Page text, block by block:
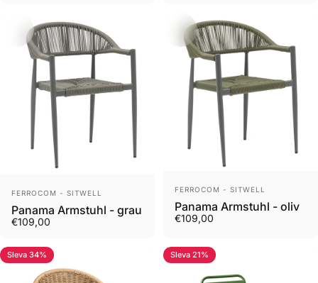
Prodejce
FERROCOM - SITWELL
Panama Armstuhl - grau
€109,00
Prodejce
FERROCOM - SITWELL
Panama Armstuhl - oliv
€109,00
Sleva 34% Sleva 21%